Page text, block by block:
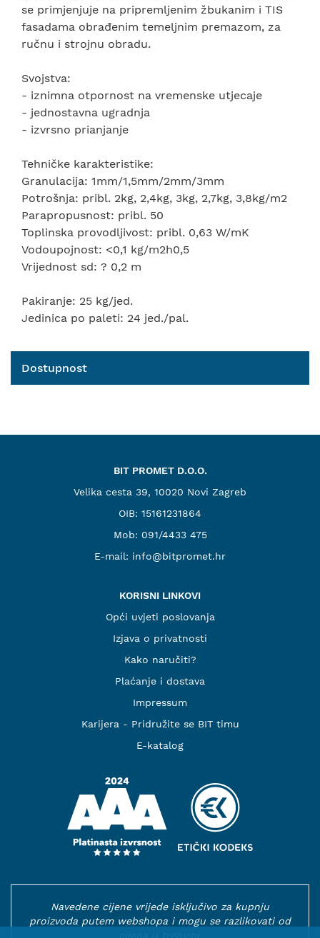
se primjenjuje na pripremljenim žbukanim i TIS
fasadama obrađenim temeljnim premazom, za
ručnu i strojnu obradu.
Svojstva:
- iznimna otpornost na vremenske utjecaje
- jednostavna ugradnja
- izvrsno prianjanje
Tehničke karakteristike:
Granulacija: 1mm/1,5mm/2mm/3mm
Potrošnja: pribl. 2kg, 2,4kg, 3kg, 2,7kg, 3,8kg/m2
Parapropusnost: pribl. 50
Toplinska provodljivost: pribl. 0,63 W/mK
Vodoupojnost: <0,1 kg/m2h0,5
Vrijednost sd: ? 0,2 m
Pakiranje: 25 kg/jed.
Jedinica po paleti: 24 jed./pal.
Dostupnost
BIT PROMET D.O.O.
Velika cesta 39, 10020 Novi Zagreb
OIB: 15161231864
Mob: 091/4433 475
E-mail: info@bitpromet.hr
KORISNI LINKOVI
Opći uvjeti poslovanja
Izjava o privatnosti
Kako naručiti?
Plaćanje i dostava
Impressum
Karijera - Pridružite se BIT timu
E-katalog
Navedene cijene vrijede isključivo za kupnju
proizvoda putem webshopa i mogu se razlikovati od